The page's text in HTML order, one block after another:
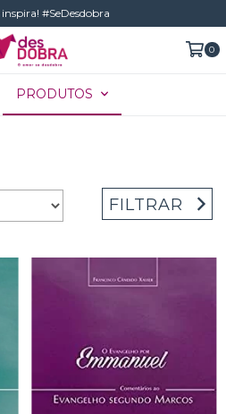
#SeDesdobra
0
PRODUTOS
FILTRAR